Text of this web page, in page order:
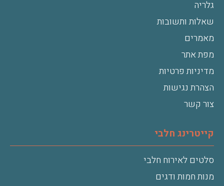
גלריה
שאלות ותשובות
מאמרים
מפת אתר
מדיניות פרטיות
הצהרת נגישות
צור קשר
קייטרינג חלבי
סלטים לאירוח חלבי
מנות חמות ודגים